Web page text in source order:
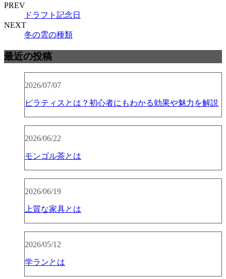
PREV
ドラフト記念日
NEXT
冬の雲の種類
最近の投稿
2026/07/07
ピラティスとは？初心者にもわかる効果や魅力を解説
2026/06/22
モンゴル茶とは
2026/06/19
上質な家具とは
2026/05/12
学ランとは